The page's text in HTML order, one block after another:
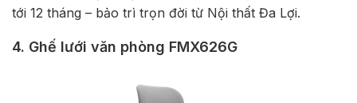
tới 12 tháng – bảo trì trọn đời từ Nội thất Đa Lợi.
4. Ghế lưới văn phòng FMX626G